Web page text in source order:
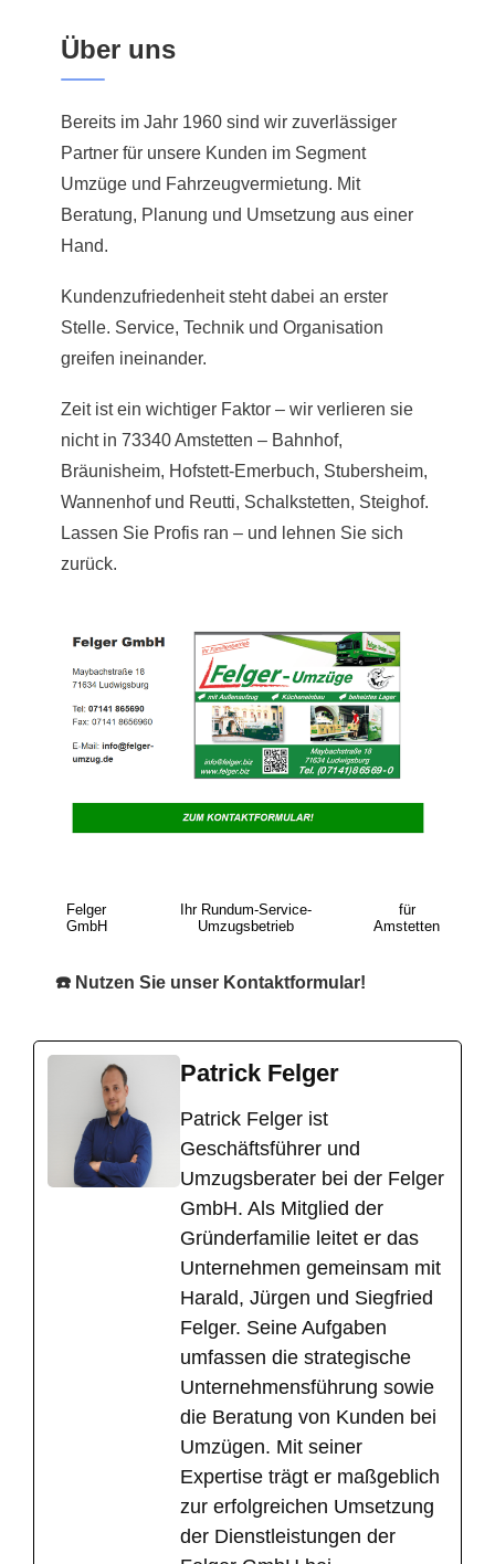
Über uns
Bereits im Jahr 1960 sind wir zuverlässiger
Partner für unsere Kunden im Segment
Umzüge und Fahrzeugvermietung. Mit
Beratung, Planung und Umsetzung aus einer
Hand.
Kundenzufriedenheit steht dabei an erster
Stelle. Service, Technik und Organisation
greifen ineinander.
Zeit ist ein wichtiger Faktor – wir verlieren sie
nicht in 73340 Amstetten – Bahnhof,
Bräunisheim, Hofstett-Emerbuch, Stubersheim,
Wannenhof und Reutti, Schalkstetten, Steighof.
Lassen Sie Profis ran – und lehnen Sie sich
zurück.
Felger
GmbH
Ihr Rundum-Service-
Umzugsbetrieb
für
Amstetten
☎️ Nutzen Sie unser Kontaktformular!
Patrick Felger
​Patrick Felger ist
Geschäftsführer und
Umzugsberater bei der Felger
GmbH. Als Mitglied der
Gründerfamilie leitet er das
Unternehmen gemeinsam mit
Harald, Jürgen und Siegfried
Felger. Seine Aufgaben
umfassen die strategische
Unternehmensführung sowie
die Beratung von Kunden bei
Umzügen. Mit seiner
Expertise trägt er maßgeblich
zur erfolgreichen Umsetzung
der Dienstleistungen der